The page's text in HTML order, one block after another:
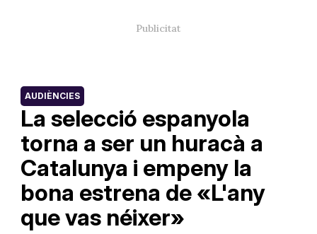
La selecció espanyola
torna a ser un huracà a
Catalunya i empeny la
bona estrena de «L'any
que vas néixer»
AUDIÈNCIES